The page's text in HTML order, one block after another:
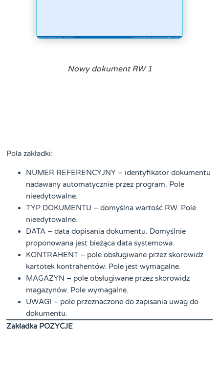
Nowy dokument RW 1
Pola zakładki:
NUMER REFERENCYJNY – identyfikator dokumentu
nadawany automatycznie przez program. Pole
nieedytowalne.
TYP DOKUMENTU – domyślna wartość RW. Pole
nieedytowalne.
DATA – data dopisania dokumentu. Domyślnie
proponowana jest bieżąca data systemowa.
KONTRAHENT – pole obsługiwane przez skorowidz
kartotek kontrahentów. Pole jest wymagalne.
MAGAZYN – pole obsługiwane przez skorowidz
magazynów. Pole wymagalne.
UWAGI – pole przeznaczone do zapisania uwag do
dokumentu.
Zakładka POZYCJE